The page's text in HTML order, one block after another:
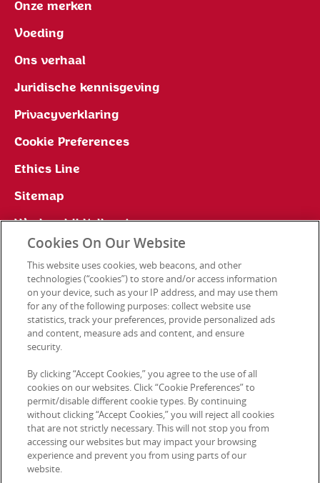
Onze merken
Voeding
Ons verhaal
Juridische kennisgeving
Privacyverklaring
Cookie Preferences
Ethics Line
Sitemap
Werken bij Kellogg's
Persbureau
Contact
Cookies On Our Website
This website uses cookies, web beacons, and other
technologies (“cookies”) to store and/or access information
on your device, such as your IP address, and may use them
for any of the following purposes: collect website use
statistics, track your preferences, provide personalized ads
and content, measure ads and content, and ensure
security.
By clicking “Accept Cookies,” you agree to the use of all
cookies on our websites. Click “Cookie Preferences” to
permit/disable different cookie types. By continuing
without clicking “Accept Cookies,” you will reject all cookies
that are not strictly necessary. This will not stop you from
accessing our websites but may impact your browsing
experience and prevent you from using parts of our
website.